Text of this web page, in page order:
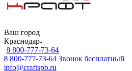
Ваш город
Краснодар
8 800-777-73-64
8 800-777-73-64 Звонок бесплатный
info@craftspb.ru